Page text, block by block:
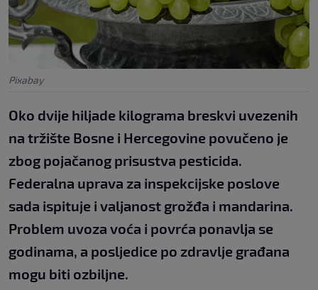
Pixabay
Oko dvije hiljade kilograma breskvi uvezenih
na tržište Bosne i Hercegovine povučeno je
zbog pojačanog prisustva pesticida.
Federalna uprava za inspekcijske poslove
sada ispituje i valjanost grožđa i mandarina.
Problem uvoza voća i povrća ponavlja se
godinama, a posljedice po zdravlje građana
mogu biti ozbiljne.